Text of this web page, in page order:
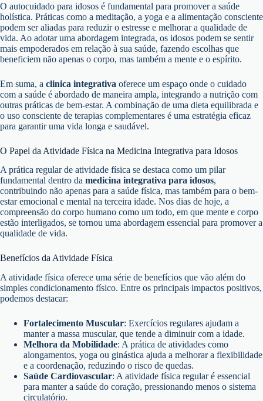
O autocuidado para idosos é fundamental para promover a saúde
holística. Práticas como a meditação, a yoga e a alimentação consciente
podem ser aliadas para reduzir o estresse e melhorar a qualidade de
vida. Ao adotar uma abordagem integrada, os idosos podem se sentir
mais empoderados em relação à sua saúde, fazendo escolhas que
beneficiem não apenas o corpo, mas também a mente e o espírito.
Em suma, a clinica integrativa oferece um espaço onde o cuidado
com a saúde é abordado de maneira ampla, integrando a nutrição com
outras práticas de bem-estar. A combinação de uma dieta equilibrada e
o uso consciente de terapias complementares é uma estratégia eficaz
para garantir uma vida longa e saudável.
O Papel da Atividade Física na Medicina Integrativa para Idosos
A prática regular de atividade física se destaca como um pilar
fundamental dentro da medicina integrativa para idosos,
contribuindo não apenas para a saúde física, mas também para o bem-
estar emocional e mental na terceira idade. Nos dias de hoje, a
compreensão do corpo humano como um todo, em que mente e corpo
estão interligados, se tornou uma abordagem essencial para promover a
qualidade de vida.
Benefícios da Atividade Física
A atividade física oferece uma série de benefícios que vão além do
simples condicionamento físico. Entre os principais impactos positivos,
podemos destacar:
Fortalecimento Muscular: Exercícios regulares ajudam a
manter a massa muscular, que tende a diminuir com a idade.
Melhora da Mobilidade: A prática de atividades como
alongamentos, yoga ou ginástica ajuda a melhorar a flexibilidade
e a coordenação, reduzindo o risco de quedas.
Saúde Cardiovascular: A atividade física regular é essencial
para manter a saúde do coração, pressionando menos o sistema
circulatório.